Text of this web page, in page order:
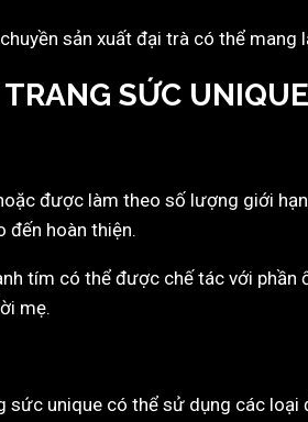
sản xuất đại trà có thể mang
SỨC
được làm theo số lượng giới
đến hoàn thiện.
tím có thể được chế tác với
mẹ.
unique có thể sử dụng các